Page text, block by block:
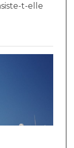
t-elle